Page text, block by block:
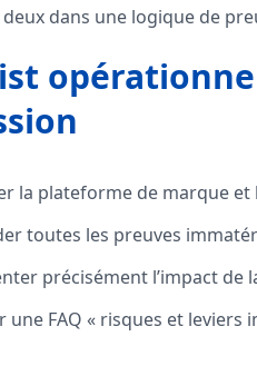
deux dans une logique de
la plateforme de marque et
toutes les preuves
précisément l’impact
une FAQ « risques et leviers